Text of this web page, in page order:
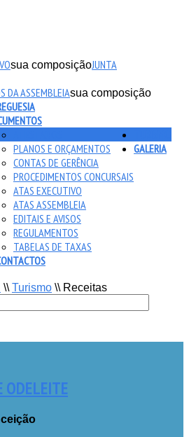
JUNTA
sua composição
DA ASSEMBLEIAsua composição
PLANOS E ORÇAMENTOS
CONTAS DE GERÊNCIA
PROCEDIMENTOS CONCURSAIS
ATAS EXECUTIVO
ATAS ASSEMBLEIA
EDITAIS E AVISOS
REGULAMENTOS
TABELAS DE TAXAS
GALERIA
\\ Turismo \\ Receitas
ODELEITE